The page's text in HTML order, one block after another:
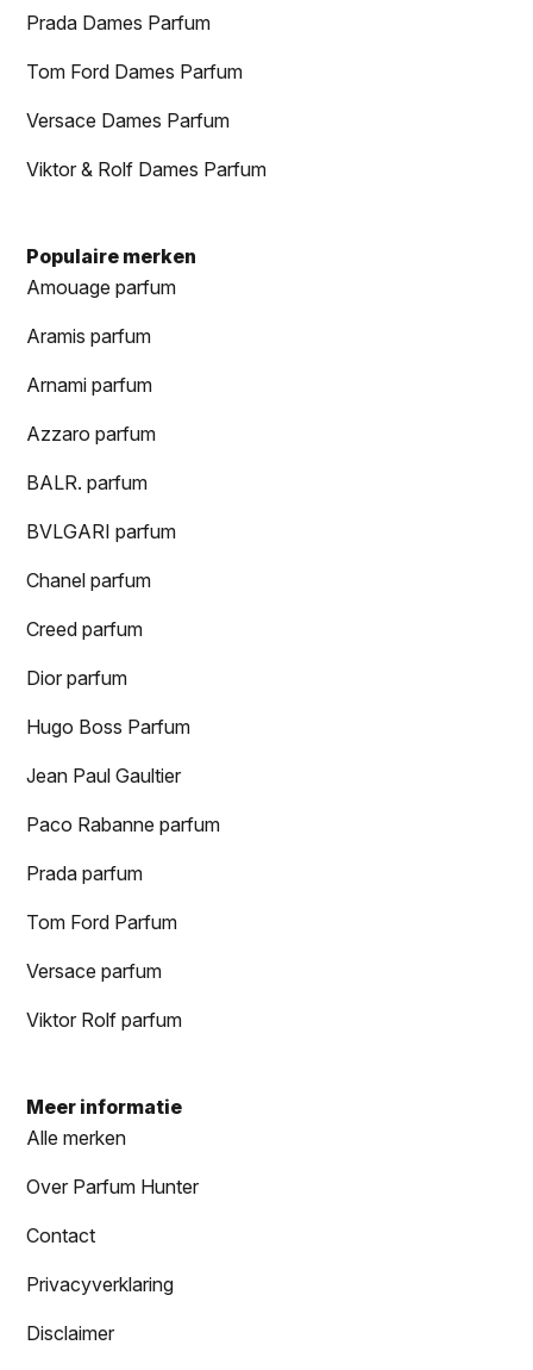
Prada Dames Parfum
Tom Ford Dames Parfum
Versace Dames Parfum
Viktor & Rolf Dames Parfum
Populaire merken
Amouage parfum
Aramis parfum
Arnami parfum
Azzaro parfum
BALR. parfum
BVLGARI parfum
Chanel parfum
Creed parfum
Dior parfum
Hugo Boss Parfum
Jean Paul Gaultier
Paco Rabanne parfum
Prada parfum
Tom Ford Parfum
Versace parfum
Viktor Rolf parfum
Meer informatie
Alle merken
Over Parfum Hunter
Contact
Privacyverklaring
Disclaimer